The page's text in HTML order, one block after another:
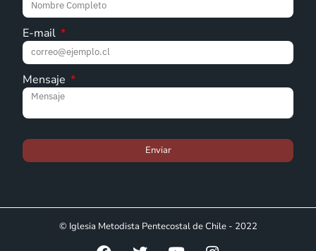
E-mail
Mensaje
Enviar
© Iglesia Metodista Pentecostal de Chile - 2022